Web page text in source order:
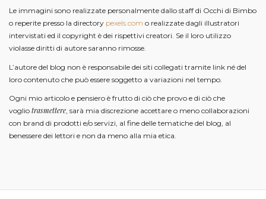
Le immagini sono realizzate personalmente dallo staff di Occhi di Bimbo
o reperite presso la directory pexels.com o realizzate dagli illustratori
intervistati ed il copyright è dei rispettivi creatori. Se il loro utilizzo
violasse diritti di autore saranno rimosse.
L’autore del blog non è responsabile dei siti collegati tramite link né del
loro contenuto che può essere soggetto a variazioni nel tempo.
Ogni mio articolo e pensiero è frutto di ciò che provo e di ciò che
voglio trasmettere, sarà mia discrezione accettare o meno collaborazioni
con brand di prodotti e/o servizi, al fine delle tematiche del blog, al
benessere dei lettori e non da meno alla mia etica.